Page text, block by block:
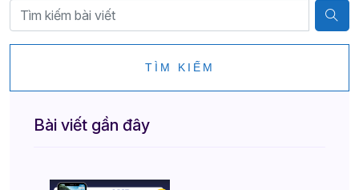
TÌM KIẾM
Bài viết gần đây